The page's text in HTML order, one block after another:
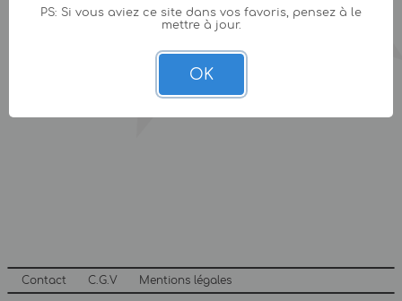
Contact C.G.V Mentions légales
PS: Si vous aviez ce site dans vos favoris, pensez à le
mettre à jour.
OK